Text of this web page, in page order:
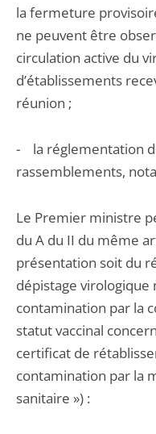
la fermeture
ne peuvent être
circulation active du
d’établissements
réunion ;
- la réglementation
rassemblements,
Le Premier ministre
du A du II du même
présentation soit du
dépistage virologique
contamination par la
statut vaccinal
certificat de
contamination par la
sanitaire ») :